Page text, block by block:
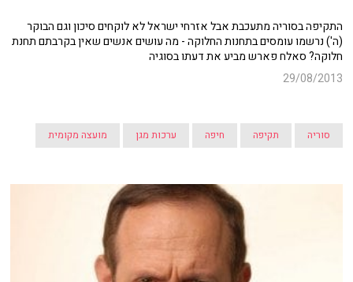
התקיפה בסוריה מתעכבת אבל אזרחי ישראל לא לוקחים סיכון וגם הבוקר
(ה') נרשמו עומסים בתחנות החלוקה - מה עושים אנשים שאין בקרבתם תחנת
חלוקה? סאלח פארש מביע את דעתו בסוגיה
29/08/2013
סוריה תקיפה חיפה ערכות מגן מועצה מקומית